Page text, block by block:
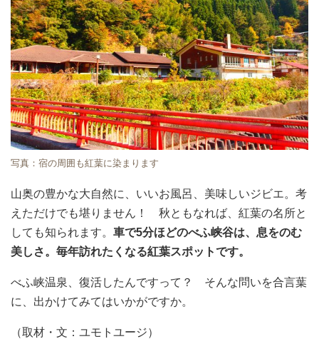
写真：宿の周囲も紅葉に染まります
山奥の豊かな大自然に、いいお風呂、美味しいジビエ。考
えただけでも堪りません！ 秋ともなれば、紅葉の名所と
しても知られます。 車で5分ほどのべふ峡谷は、息をのむ
美しさ。毎年訪れたくなる紅葉スポットです。
べふ峡温泉、復活したんですって？ そんな問いを合言葉
に、出かけてみてはいかがですか。
（取材・文：ユモトユージ）